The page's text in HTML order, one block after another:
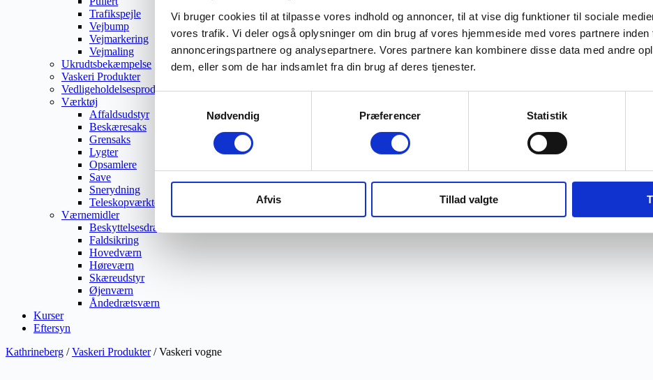
Vi bruger cookies til at tilpasse vores indhold og annoncer, til at vise dig funktioner til sociale
vores trafik. Vi deler også oplysninger om din brug af vores hjemmeside med vores partnere inden
annonceringspartnere og analysepartnere. Vores partnere kan kombinere disse data med andre
dem, eller som de har indsamlet fra din brug af deres tjenester.
Nødvendig
Præferencer Statistik
Afvis Tillad valgte
Trafikspejle
Vejbump
Vejmarkering
Vejmaling
Ukrudtsbekæmpelse
Vaskeri Produkter
Vedligeholdelsesprodukter
Værktøj
Affaldsudstyr
Beskæresaks
Grensaks
Lygter
Opsamlere
Save
Snerydning
Teleskopværktøj
Værnemidler
Beskyttelsesdragter
Faldsikring
Hovedværn
Høreværn
Skæreudstyr
Øjenværn
Åndedrætsværn
Kurser
Eftersyn
Kathrineberg /Vaskeri Produkter/ Vaskeri vogne